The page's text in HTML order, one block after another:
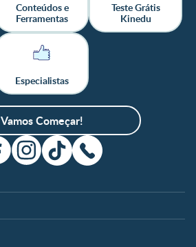
Conteúdos e
Ferramentas
Teste Grátis
Kinedu
Especialistas
Vamos Começar!
Clube
Temas